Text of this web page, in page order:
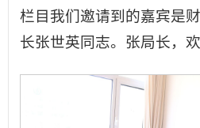
栏目我们邀请到的嘉宾是
长张世英同志。张局长，欢